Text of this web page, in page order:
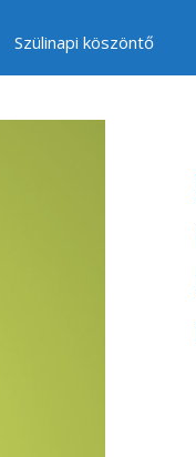
Szülinapi köszöntő